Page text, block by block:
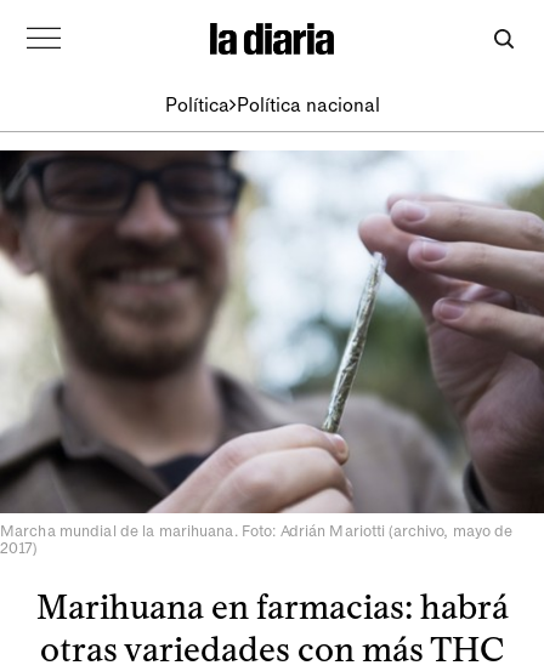
Política Política nacional
Marcha mundial de la marihuana. Foto: Adrián Mariotti (archivo, mayo de
2017)
Marihuana en farmacias: habrá
otras variedades con más THC